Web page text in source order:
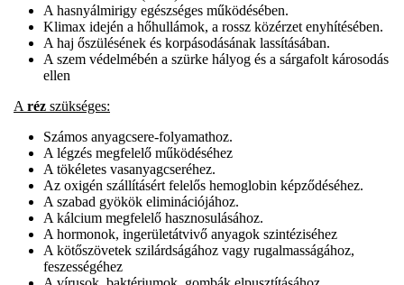
A hasnyálmirigy egészséges működésében.
Klimax idején a hőhullámok, a rossz közérzet enyhítésében.
A haj őszülésének és korpásodásának lassításában.
A szem védelmébén a szürke hályog és a sárgafolt károsodás
ellen
A réz szükséges:
Számos anyagcsere-folyamathoz.
A légzés megfelelő működéséhez
A tökéletes vasanyagcseréhez.
Az oxigén szállításért felelős hemoglobin képződéséhez.
A szabad gyökök eliminációjához.
A kálcium megfelelő hasznosulásához.
A hormonok, ingerületátvivő anyagok szintéziséhez
A kötőszövetek szilárdságához vagy rugalmasságához,
feszességéhez